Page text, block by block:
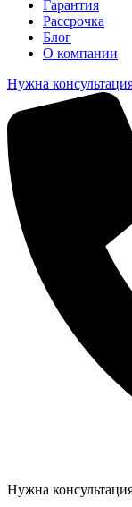
Гарантия
Рассрочка
Блог
О компании
Нужна
Нужна